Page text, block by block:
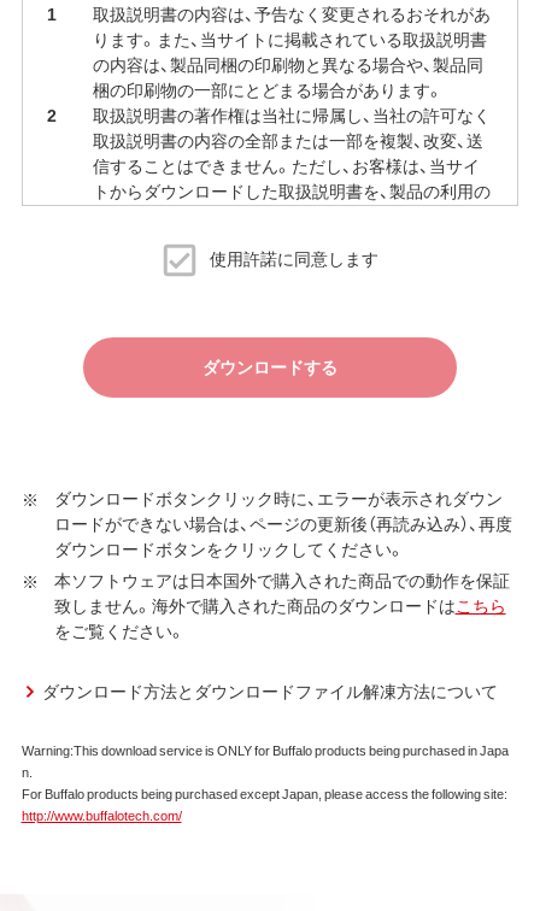
取扱説明書の内容は、予告なく変更されるおそれがあ
ります。また、当サイトに掲載されている取扱説明書
の内容は、製品同梱の印刷物と異なる場合や、製品同
梱の印刷物の一部にとどまる場合があります。
取扱説明書の著作権は当社に帰属し、当社の許可なく
取扱説明書の内容の全部または一部を複製、改変、送
信することはできません。ただし、お客様は、当サイ
トからダウンロードした取扱説明書を、製品の利用の
当サイトでの取扱説明書の公開は、予告なく中止、変
更される場合があります。使用許諾に同意します
ダウンロードする
ダウンロードボタンクリック時に、エラーが表示されダウン
ロードができない場合は、ページの更新後（再読み込み）、再度
ダウンロードボタンをクリックしてください。
本ソフトウェアは日本国外で購入された商品での動作を保証
致しません。海外で購入された商品のダウンロードはこちら
をご覧ください。
ダウンロード方法とダウンロードファイル解凍方法について
Warning:This download service is ONLY for Buffalo products being purchased in Japa
n.
For Buffalo products being purchased except Japan, please access the following site:
http://www.buffalotech.com/